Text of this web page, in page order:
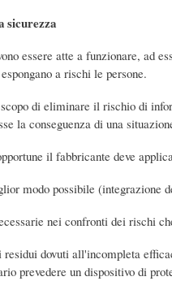
sicurezza
essere atte a funzionare, ad
a rischi le persone.
di eliminare il rischio di
la conseguenza di una
il fabbricante deve
modo possibile (integrazione
nei confronti dei rischi
dovuti all'incompleta
prevedere un dispositivo di